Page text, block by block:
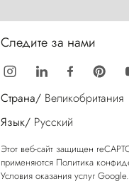
Следите за нами
Страна/ Великобритания
Язык/ Русский
Этот веб-сайт защищен
применяются Политика
Условия оказания услуг Google.